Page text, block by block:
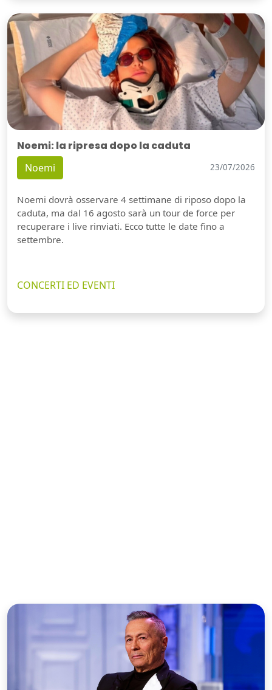
Noemi: la ripresa dopo la caduta
Noemi 23/07/2026
Noemi dovrà osservare 4 settimane di riposo dopo la
caduta, ma dal 16 agosto sarà un tour de force per
recuperare i live rinviati. Ecco tutte le date fino a
settembre.
CONCERTI ED EVENTI